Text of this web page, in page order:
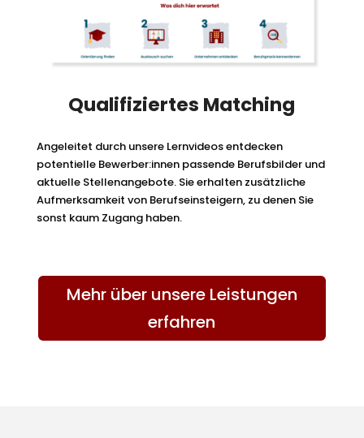
Qualifiziertes Matching
Angeleitet durch unsere Lernvideos entdecken
potentielle Bewerber:innen passende Berufsbilder und
aktuelle Stellenangebote. Sie erhalten zusätzliche
Aufmerksamkeit von Berufseinsteigern, zu denen Sie
sonst kaum Zugang haben.
Mehr über unsere Leistungen
erfahren